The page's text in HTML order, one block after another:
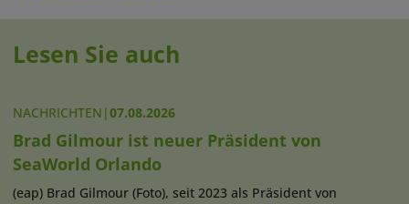
Lesen Sie auch
NACHRICHTEN |07.08.2026
Brad Gilmour ist neuer Präsident von
SeaWorld Orlando
(eap) Brad Gilmour (Foto), seit 2023 als Präsident von